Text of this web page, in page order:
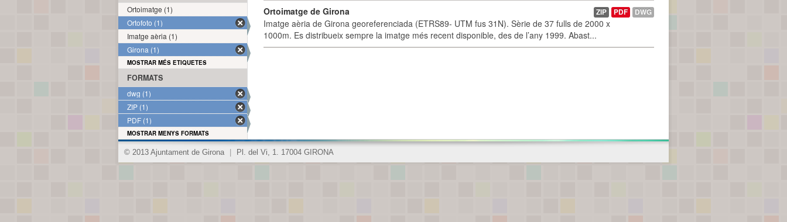
Ortoimatge de Girona
Imatge aèria de Girona georeferenciada (ETRS89- UTM fus 31N). Sèrie de 37 fulls de 2000 x
1000m. Es distribueix sempre la imatge més recent disponible, des de l’any 1999. Abast...
ZIP PDF DWG
Ortoimatge (1)
Ortofoto (1)
Imatge aèria (1)
Girona (1)
MOSTRAR MÉS ETIQUETES
FORMATS
dwg (1)
ZIP (1)
PDF (1)
MOSTRAR MENYS FORMATS
© 2013 Ajuntament de Girona Pl. del Vi, 1. 17004 GIRONA